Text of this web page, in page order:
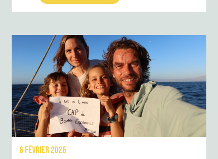
6 FÉVRIER 2026